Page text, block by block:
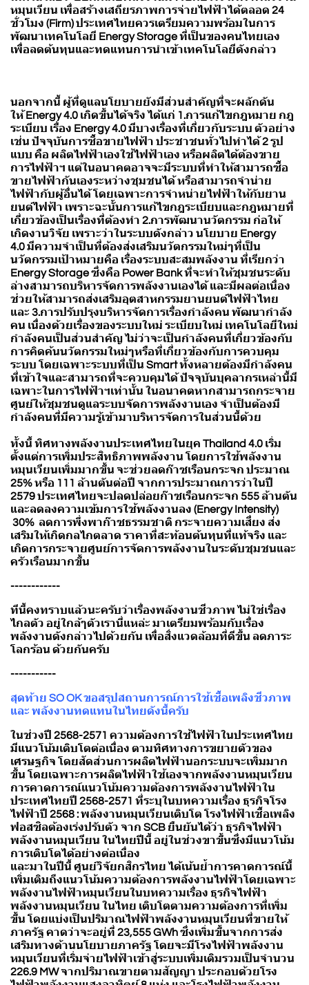
หมุนเวียน เพื่อสร้างเสถียรภาพการจ่ายไฟฟ้าได้ตลอด 24
ชั่วโมง (Firm) ประเทศไทยควรเตรียมความพร้อมในการ
พัฒนาเทคโนโลยี Energy Storage ที่เป็นของคนไทยเอง
เพื่อลดต้นทุนและทดแทนการนำเข้าเทคโนโลยีดังกล่าว
นอกจากนี้ ผู้ที่ดูแลนโยบายยังมีส่วนสำคัญที่จะผลักดัน
ให้ Energy 4.0 เกิดขึ้นได้จริง ได้แก่ 1.การแก้ไขกฎหมาย กฎ
ระเบียบ เรื่อง Energy 4.0 มีบางเรื่องที่เกี่ยวกับระบบ ตัวอย่าง
เช่น ปัจจุบันการซื้อขายไฟฟ้า ประชาชนทั่วไปทำได้ 2 รูป
แบบ คือ ผลิตไฟฟ้าเองใช้ไฟฟ้าเอง หรือผลิตได้ต้องขาย
การไฟฟ้าฯ แต่ในอนาคตอาจจะมีระบบที่ทำให้สามารถซื้อ
ขายไฟฟ้ากันเองระหว่างชุมชนได้ หรือสามารถจำน่าย
ไฟฟ้ากับผู้อื่นได้ โดยเฉพาะการจำหน่ายไฟฟ้าให้กับยาน
ยนต์ไฟฟ้า เพราะฉะนั้นการแก้ไขกฎระเบียบและกฎหมายที่
เกี่ยวข้องเป็นเรื่องที่ต้องทำ 2.การพัฒนานวัตกรรม ก่อให้
เกิดงานวิจัย เพราะว่าในระบบดังกล่าว นโยบาย Energy
4.0 มีความจำเป็นที่ต้องส่งเสริมนวัตกรรมใหม่ๆที่เป็น
นวัตกรรมเป้าหมายคือ เรื่องระบบสะสมพลังงาน ที่เรียกว่า
Energy Storage ซึ่งคือ Power Bank ที่จะทำให้ชุมชนระดับ
ล่างสามารถบริหารจัดการพลังงานเองได้ และมีผลต่อเนื่อง
ช่วยให้สามารถส่งเสริมอุตสาหกรรมยานยนต์ไฟฟ้าไทย
และ 3.การปรับปรุงบริหารจัดการเรื่องกำลังคน พัฒนากำลัง
คน เนื่องด้วยเรื่องของระบบใหม่ ระเบียบใหม่ เทคโนโลยีใหม่
กำลังคนเป็นส่วนสำคัญ ไม่ว่าจะเป็นกำลังคนที่เกี่ยวข้องกับ
การคิดค้นนวัตกรรมใหม่ๆหรือที่เกี่ยวข้องกับการควบคุม
ระบบ โดยเฉพาะระบบที่เป็น Smart ทั้งหลายต้องมีกำลังคน
ที่เข้าใจและสามารถที่จะควบคุมได้ ปัจจุบันบุคลากรเหล่านี้มี
เฉพาะในการไฟฟ้าฯเท่านั้น ในอนาคตหากสามารถกระจาย
ศูนย์ให้ชุมชนดูแลระบบจัดการพลังงานเอง จำเป็นต้องมี
กำลังคนที่มีความรู้เข้ามาบริหารจัดการในส่วนนี้ด้วย
ทั้งนี้ ทิศทางพลังงานประเทศไทยในยุค Thailand 4.0 เริ่ม
ตั้งแต่การเพิ่มประสิทธิภาพพลังงาน โดยการใช้พลังงาน
หมุนเวียนเพิ่มมากขึ้น จะช่วยลดก๊าซเรือนกระจก ประมาณ
25% หรือ 111 ล้านตันต่อปี จากการประมาณการว่าในปี
2579 ประเทศไทยจะปลดปล่อยก๊าซเรือนกระจก 555 ล้านตัน
และลดลงความเข้มการใช้พลังงานลง (Energy Intensity)
30% ลดการพึ่งพาก๊าซธรรมชาติ กระจายความเสี่ยง ส่ง
เสริมให้เกิดกลไกตลาด ราคาที่สะท้อนต้นทุนที่แท้จริง และ
เกิดการกระจายศูนย์การจัดการพลังงานในระดับชุมชนและ
ครัวเรือนมากขึ้น
------------
ทีนี้คงทราบแล้วนะครับว่าเรื่องพลังงานชีวภาพ ไม่ใช่เรื่อง
ไกลตัว อยู่ใกล้ๆตัวเรานี่แหล่ะ มาเตรียมพร้อมกับเรื่อง
พลังงานดังกล่าวไปด้วยกัน เพื่อสิ่งแวดล้อมที่ดีขึ้น ลดภาระ
โลกร้อน ด้วยกันครับ
-----------
สุดท้าย SO OK ขอสรุปสถานการณ์การใช้เชื้อเพลิงชีวภาพ
และ พลังงานทดแทนในไทยดังนี้ครับ
ในช่วงปี 2568-2571 ความต้องการใช้ไฟฟ้าในประเทศไทย
มีแนวโน้มเติบโตต่อเนื่อง ตามทิศทางการขยายตัวของ
เศรษฐกิจ โดยสัดส่วนการผลิตไฟฟ้านอกระบบจะเพิ่มมาก
ขึ้น โดยเฉพาะการผลิตไฟฟ้าใช้เองจากพลังงานหมุนเวียน
การคาดการณ์แนวโน้มความต้องการพลังงานไฟฟ้าใน
ประเทศไทยปี 2568-2571 ที่ระบุในบทความเรื่อง ธุรกิจโรง
ไฟฟ้าปี 2568 : พลังงานหมุนเวียนเติบโต โรงไฟฟ้าเชื้อเพลิง
ฟอสซิลต้องเร่งปรับตัว จาก SCB ยืนยันได้ว่า ธุรกิจไฟฟ้า
พลังงานหมุนเวียน ในไทยปีนี้ อยู่ในช่วงขาขึ้นซึ่งมีแนวโน้ม
การเติบโตได้อย่างต่อเนื่อง
และมาในปีนี้ ศูนย์วิจัยกสิกรไทย ได้เน้นย้ำการคาดการณ์นี้
เพิ่มเติมถึงแนวโน้มความต้องการพลังงานไฟฟ้าโดยเฉพาะ
พลังงานไฟฟ้าหมุนเวียนในบทความเรื่อง ธุรกิจไฟฟ้า
พลังงานหมุนเวียน ในไทย เติบโตตามความต้องการที่เพิ่ม
ขึ้น โดยแบ่งเป็นปริมาณไฟฟ้าพลังงานหมุนเวียนที่ขายให้
ภาครัฐ คาดว่าจะอยู่ที่ 23,555 GWh ซึ่งเพิ่มขึ้นจากการส่ง
เสริมทางด้านนโยบายภาครัฐ โดยจะมีโรงไฟฟ้าพลังงาน
หมุนเวียนที่เริ่มจ่ายไฟฟ้าเข้าสู่ระบบเพิ่มเติมรวมเป็นจำนวน
226.9 MW จากปริมาณขายตามสัญญา ประกอบด้วยโรง